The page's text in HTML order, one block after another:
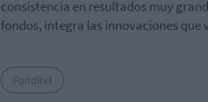
consistencia en resultados muy
fondos, integra las innovaciones que
Fonditel